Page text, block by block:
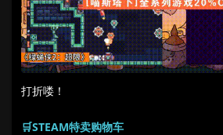
打折喽！
🛒STEAM特卖购物车